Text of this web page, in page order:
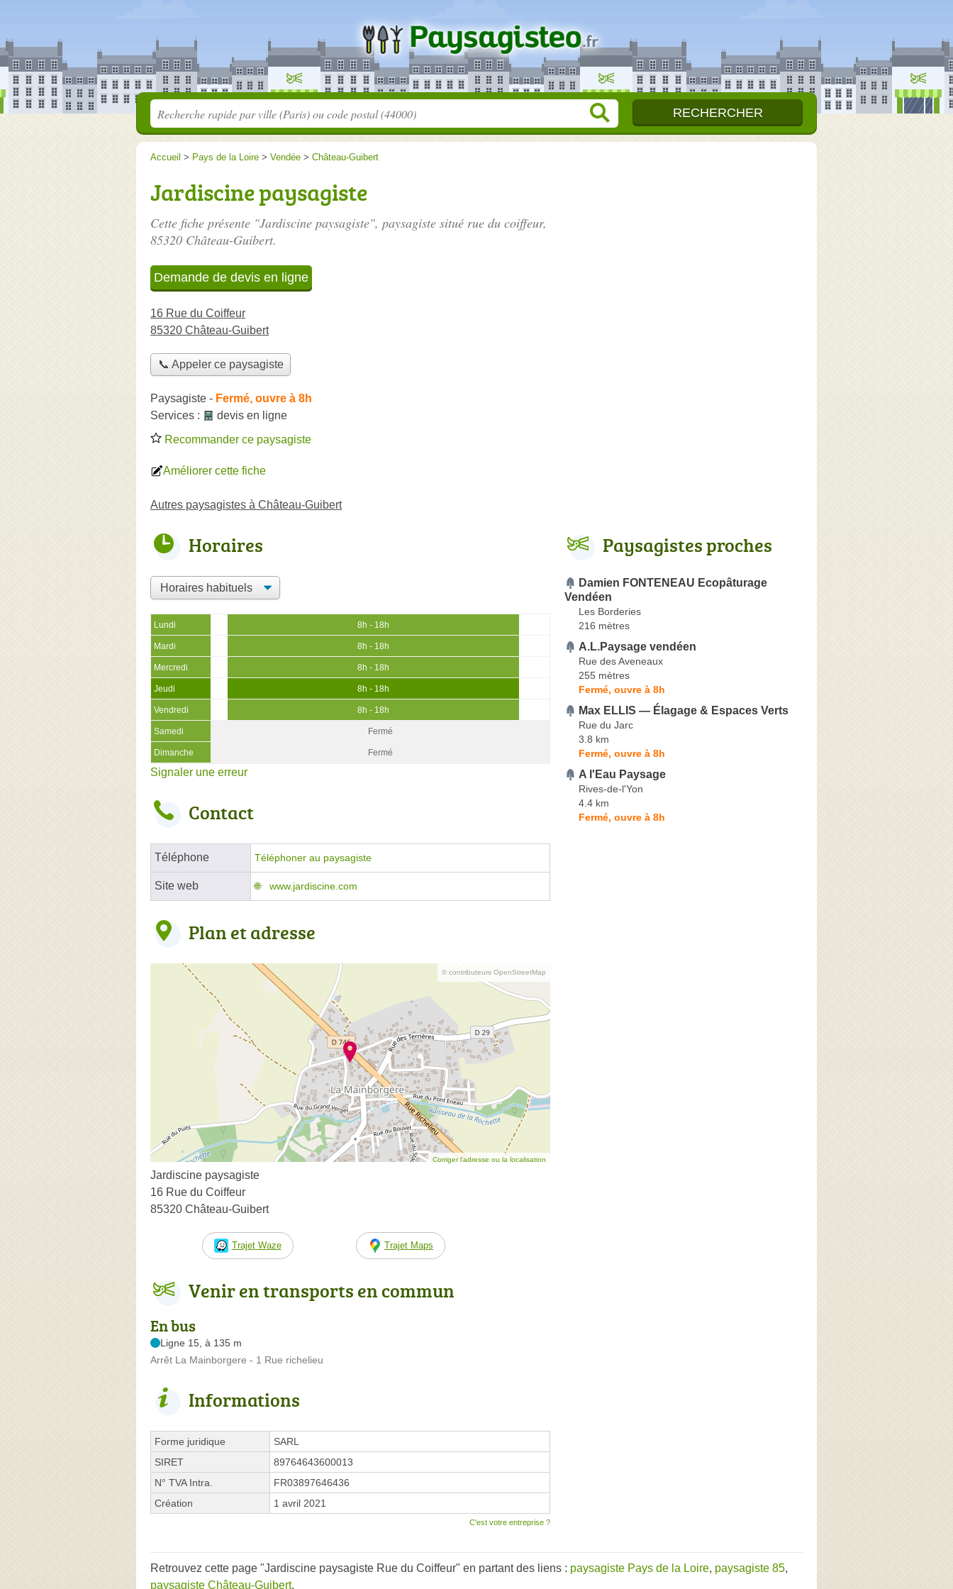
Accueil > Pays de la Loire > Vendée > Château-Guibert
Jardiscine paysagiste
Cette fiche présente "Jardiscine paysagiste", paysagiste situé rue du coiffeur,
85320 Château-Guibert.
Demande de devis en ligne
16 Rue du Coiffeur
85320 Château-Guibert
📞 Appeler ce paysagiste
Paysagiste - Fermé, ouvre à 8h
Services :
devis en ligne
Recommander ce paysagiste
Améliorer cette fiche
Autres paysagistes à Château-Guibert
Horaires
Lundi 8h - 18h
Mardi 8h - 18h
Mercredi 8h - 18h
Jeudi 8h - 18h
Vendredi 8h - 18h
Samedi Fermé
Dimanche Fermé
Signaler une erreur
Contact
Téléphone Téléphoner au paysagiste
Site web www.jardiscine.com
Plan et adresse
© contributeurs OpenStreetMap
Corriger l’adresse ou la localisation
Jardiscine paysagiste
16 Rue du Coiffeur
85320 Château-Guibert
Trajet Waze Trajet Maps
Venir en transports en commun
En bus
Ligne 15, à 135 m
Arrêt La Mainborgere - 1 Rue richelieu
Informations
Forme juridique
SARL
SIRET
89764643600013
N° TVA Intra.
FR03897646436
Création
1 avril 2021
C'est votre entreprise ?
Paysagistes proches
Damien FONTENEAU Ecopâturage
Vendéen
Les Borderies
216 mètres
A.L.Paysage vendéen
Rue des Aveneaux
255 mètres
Fermé, ouvre à 8h
Max ELLIS — Élagage & Espaces Verts
Rue du Jarc
3.8 km
Fermé, ouvre à 8h
A l'Eau Paysage
Rives-de-l'Yon
4.4 km
Fermé, ouvre à 8h
Retrouvez cette page "Jardiscine paysagiste Rue du Coiffeur" en partant des liens : paysagiste Pays de la Loire, paysagiste 85,
paysagiste Château-Guibert.